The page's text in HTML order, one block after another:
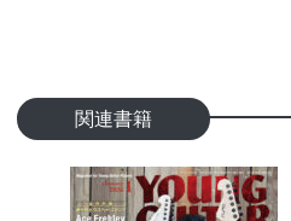
関連書籍